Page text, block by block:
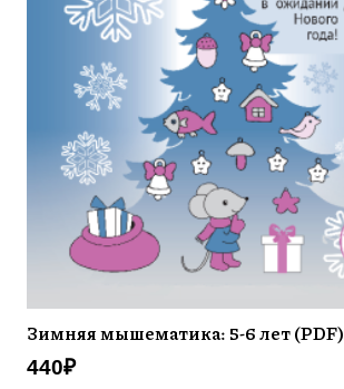
Зимняя мышематика: 5-6 лет (PDF)
440₽